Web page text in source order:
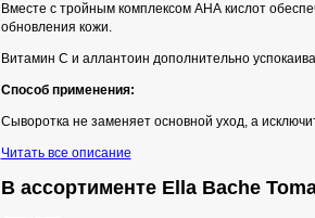
Вместе с тройным комплексом АНА кислот
обновления кожи.
Витамин С и аллантоин дополнительно
Способ применения:
Сыворотка не заменяет основной уход, а
Читать все описание
В ассортименте Ella Bache